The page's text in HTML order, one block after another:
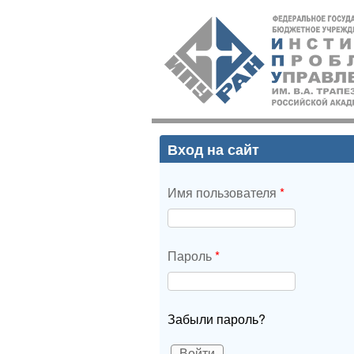
ИПУ
РАН
Вход на сайт
Имя пользователя *
Пароль*
Забыли пароль?